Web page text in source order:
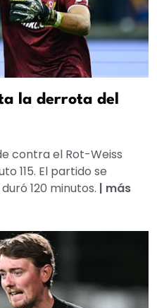
la derrota del
contra el Rot-Weiss
115. El partido se
120 minutos. | más